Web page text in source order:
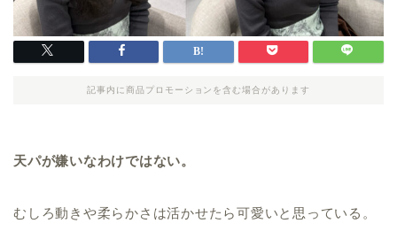
記事内に商品プロモーションを含む場合があります
天パが嫌いなわけではない。
むしろ動きや柔らかさは活かせたら可愛いと思っている。